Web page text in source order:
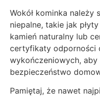
Wokół kominka należy
niepalne, takie jak
kamień naturalny lub
certyfikaty odporności
wykończeniowych, aby
bezpieczeństwo
Pamiętaj, że nawet